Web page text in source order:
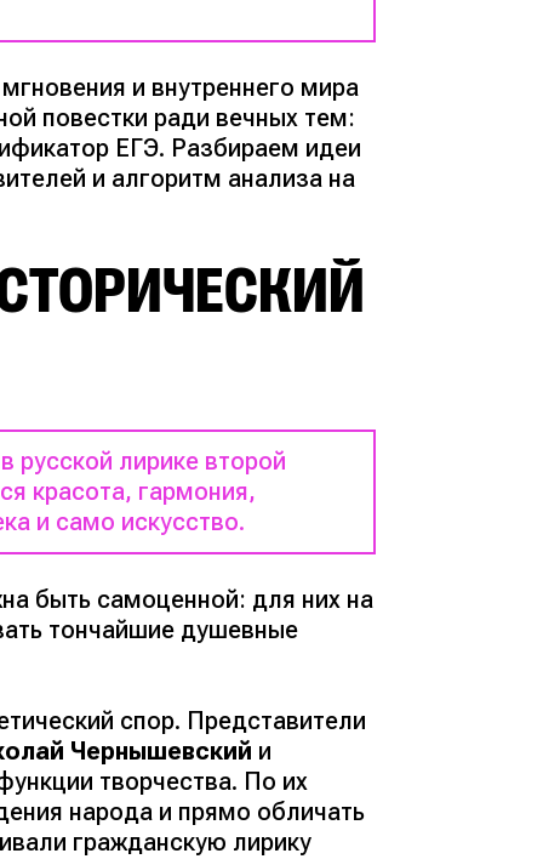
и внутреннего мира
повестки ради вечных тем:
ЕГЭ. Разбираем идеи
и алгоритм анализа на
русской лирике второй
красота, гармония,
и само искусство.
быть самоценной: для них на
тончайшие душевные
спор. Представители
Чернышевский и
творчества. По их
народа и прямо обличать
гражданскую лирику